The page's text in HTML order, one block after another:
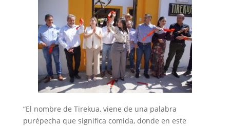
“El nombre de Tirekua, viene de una palabra
purépecha que significa comida, donde en este